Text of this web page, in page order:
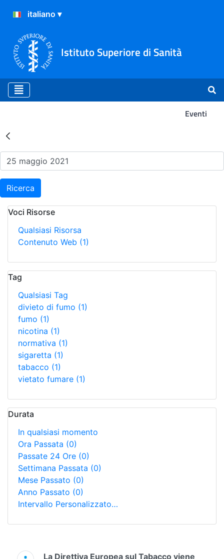
Istituto Superiore di Sanità
Eventi
Risultati della Ricerca -
Ricerca
Voci Risorse
Qualsiasi Risorsa
Contenuto Web (1)
Tag
Qualsiasi Tag
divieto di fumo (1)
fumo (1)
nicotina (1)
normativa (1)
sigaretta (1)
tabacco (1)
vietato fumare (1)
Durata
In qualsiasi momento
Ora Passata (0)
Passate 24 Ore (0)
Settimana Passata (0)
Mese Passato (0)
Anno Passato (0)
Intervallo Personalizzato…
Ricerca
La Direttiva Europea sul Tabacco viene